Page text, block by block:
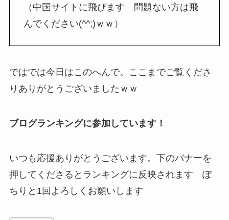
（中国サイトに飛びます 問題ない方は飛
んでください(^^;)ｗｗ）
ではでは今日はこのへんで。ここまでご覧くださ
りありがとうございましたｗｗ
ブログランキングに参加しています！
いつも応援ありがとうございます。下のバナーを
押してくださるとランキングに反映されます ぽ
ちりと1回よろしくお願いします